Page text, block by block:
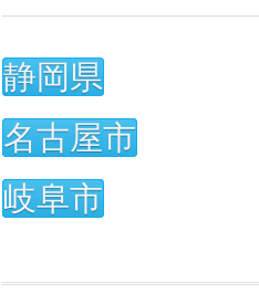
静岡県
名古屋市
岐阜市